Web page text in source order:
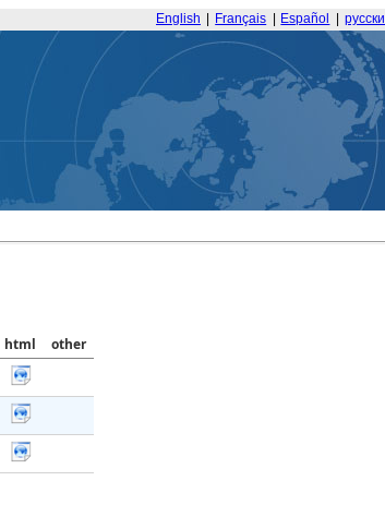
English Français Español
html
other